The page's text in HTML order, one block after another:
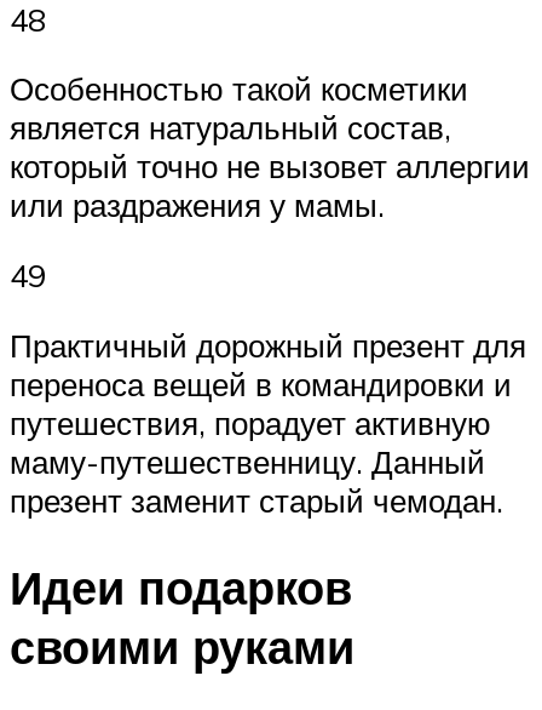
48
Особенностью такой косметики
является натуральный состав,
который точно не вызовет аллергии
или раздражения у мамы.
49
Практичный дорожный презент для
переноса вещей в командировки и
путешествия, порадует активную
маму-путешественницу. Данный
презент заменит старый чемодан.
Идеи подарков
своими руками